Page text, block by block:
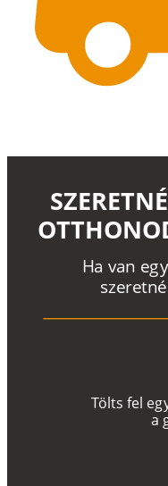
Tölts fel eg
a
Ha van egy
szeretné